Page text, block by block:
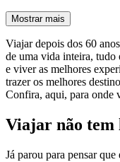
Mostrar mais
Viajar depois dos 60
de uma vida inteira, tudo
e viver as melhores
trazer os melhores
Confira, aqui, para onde
Viajar não tem
Já parou para pensar